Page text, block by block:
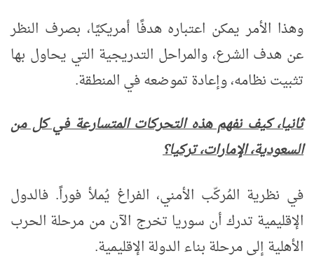
وهذا الأمر يمكن اعتباره هدفًا أمريكيًا، بصرف النظر
عن هدف الشرع، والمراحل التدريجية التي يحاول بها
تثبيت نظامه، وإعادة تموضعه في المنطقة.
ثانيا، كيف نفهم هذه التحركات المتسارعة في كل من
السعودية، الإمارات، تركيا؟
في نظرية المُركّب الأمني، الفراغ يُملأ فوراً. فالدول
الإقليمية تدرك أن سوريا تخرج الآن من مرحلة الحرب
الأهلية إلى مرحلة بناء الدولة الإقليمية.